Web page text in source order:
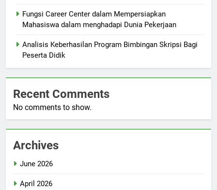
Fungsi Career Center dalam Mempersiapkan
Mahasiswa dalam menghadapi Dunia Pekerjaan
Analisis Keberhasilan Program Bimbingan Skripsi Bagi
Peserta Didik
Recent Comments
No comments to show.
Archives
June 2026
April 2026